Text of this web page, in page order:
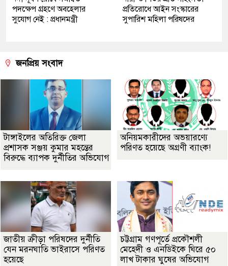
পদক্ষেপ গ্রহণে অবহেলার
সুযোগ নেই : প্রধানমন্ত্রী
প্রতিরোধে আইন সংস্কারের
সুপারিশ মহিলা পরিষদের
জনপ্রিয় সংবাদ
টাঙ্গাইলের অতিরিক্ত জেলা
প্রশাসক সঞ্জয় কুমার মহন্তের
বিরুদ্ধে ব্যাপক দুর্নীতির অভিযোগ
অনিয়মকারীদের অভয়ারণ্যে
পরিণত হয়েছে অগ্রণী ব্যাংক!
জাতীয় ক্রীড়া পরিষদের দুর্নীতি
যেন মরনঘাতি ভাইরাসে পরিণত
হয়েছে
চট্টগ্রাম গণপূর্তে প্রকৌশলী
মেহেদী ও এনডিইকে ঘিরে ৫০
লাখ টাকার ঘুষের অভিযোগ